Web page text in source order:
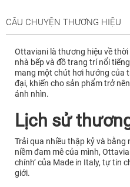
CÂU CHUYỆN THƯƠNG HIỆU
Ottaviani là thương hiệu về
nhà bếp và đồ trang trí nổi
mang một chút hơi hướng của
đại, khiến cho sản phẩm trở
ánh nhìn.
Lịch sử
Trải qua nhiều thập kỷ và
niềm đam mê của mình,
chính’ của Made in Italy, tự tin
giới.